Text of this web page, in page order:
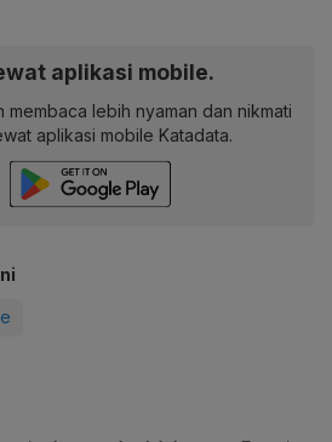
aplikasi mobile.
membaca lebih nyaman dan nikmati
aplikasi mobile Katadata.